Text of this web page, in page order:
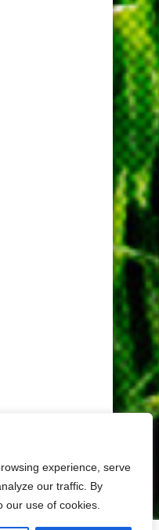
experience, serve
our traffic. By
our use of cookies.